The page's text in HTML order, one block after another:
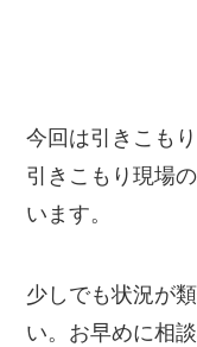
今回は引きこも
引きこもり現場
います。
少しでも状況が
い。お早めに相